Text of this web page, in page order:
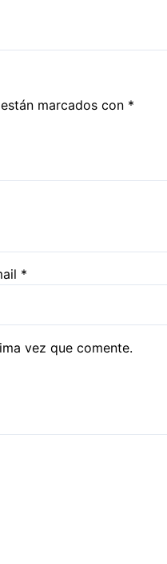
marcados con *
*
vez que comente.